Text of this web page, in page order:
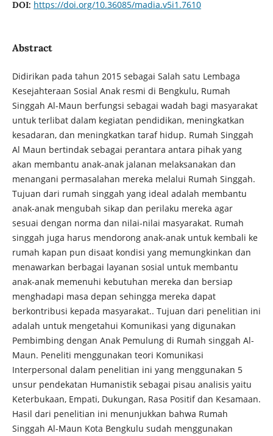
DOI: https://doi.org/10.36085/madia.v5i1.7610
Abstract
Didirikan pada tahun 2015 sebagai Salah satu Lembaga
Kesejahteraan Sosial Anak resmi di Bengkulu, Rumah
Singgah Al-Maun berfungsi sebagai wadah bagi masyarakat
untuk terlibat dalam kegiatan pendidikan, meningkatkan
kesadaran, dan meningkatkan taraf hidup. Rumah Singgah
Al Maun bertindak sebagai perantara antara pihak yang
akan membantu anak-anak jalanan melaksanakan dan
menangani permasalahan mereka melalui Rumah Singgah.
Tujuan dari rumah singgah yang ideal adalah membantu
anak-anak mengubah sikap dan perilaku mereka agar
sesuai dengan norma dan nilai-nilai masyarakat. Rumah
singgah juga harus mendorong anak-anak untuk kembali ke
rumah kapan pun disaat kondisi yang memungkinkan dan
menawarkan berbagai layanan sosial untuk membantu
anak-anak memenuhi kebutuhan mereka dan bersiap
menghadapi masa depan sehingga mereka dapat
berkontribusi kepada masyarakat.. Tujuan dari penelitian ini
adalah untuk mengetahui Komunikasi yang digunakan
Pembimbing dengan Anak Pemulung di Rumah singgah Al-
Maun. Peneliti menggunakan teori Komunikasi
Interpersonal dalam penelitian ini yang menggunakan 5
unsur pendekatan Humanistik sebagai pisau analisis yaitu
Keterbukaan, Empati, Dukungan, Rasa Positif dan Kesamaan.
Hasil dari penelitian ini menunjukkan bahwa Rumah
Singgah Al-Maun Kota Bengkulu sudah menggunakan